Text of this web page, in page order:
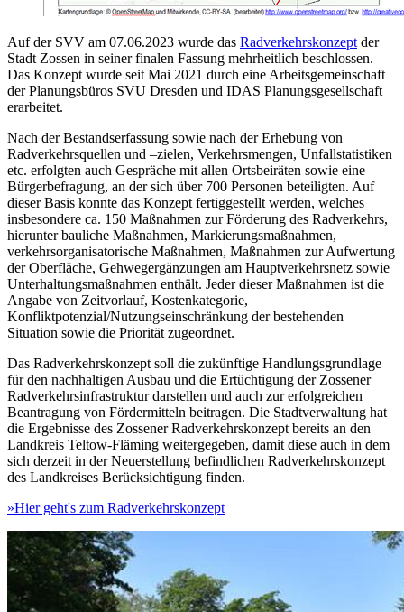
Auf der SVV am 07.06.2023 wurde das Radverkehrskonzept der
Stadt Zossen in seiner finalen Fassung mehrheitlich beschlossen.
Das Konzept wurde seit Mai 2021 durch eine Arbeitsgemeinschaft
der Planungsbüros SVU Dresden und IDAS Planungsgesellschaft
erarbeitet.
Nach der Bestandserfassung sowie nach der Erhebung von
Radverkehrsquellen und –zielen, Verkehrsmengen, Unfallstatistiken
etc. erfolgten auch Gespräche mit allen Ortsbeiräten sowie eine
Bürgerbefragung, an der sich über 700 Personen beteiligten. Auf
dieser Basis konnte das Konzept fertiggestellt werden, welches
insbesondere ca. 150 Maßnahmen zur Förderung des Radverkehrs,
hierunter bauliche Maßnahmen, Markierungsmaßnahmen,
verkehrsorganisatorische Maßnahmen, Maßnahmen zur Aufwertung
der Oberfläche, Gehwegergänzungen am Hauptverkehrsnetz sowie
Unterhaltungsmaßnahmen enthält. Jeder dieser Maßnahmen ist die
Angabe von Zeitvorlauf, Kostenkategorie,
Konfliktpotenzial/Nutzungseinschränkung der bestehenden
Situation sowie die Priorität zugeordnet.
Das Radverkehrskonzept soll die zukünftige Handlungsgrundlage
für den nachhaltigen Ausbau und die Ertüchtigung der Zossener
Radverkehrsinfrastruktur darstellen und auch zur erfolgreichen
Beantragung von Fördermitteln beitragen. Die Stadtverwaltung hat
die Ergebnisse des Zossener Radverkehrskonzept bereits an den
Landkreis Teltow-Fläming weitergegeben, damit diese auch in dem
sich derzeit in der Neuerstellung befindlichen Radverkehrskonzept
des Landkreises Berücksichtigung finden.
»Hier geht's zum Radverkehrskonzept